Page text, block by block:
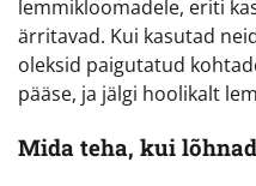
lemmikloomadele, eriti
ärritavad. Kui kasutad
oleksid paigutatud
pääse, ja jälgi hoolikalt
Mida teha, kui